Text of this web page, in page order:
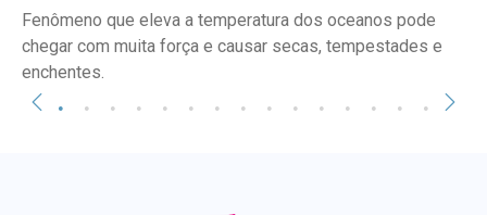
Fenômeno que eleva a temperatura dos oceanos pode
chegar com muita força e causar secas, tempestades e
enchentes.